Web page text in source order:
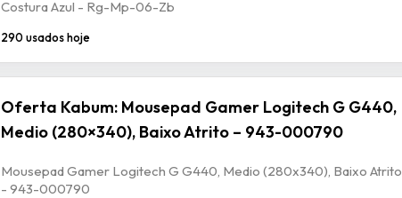
Costura Azul - Rg-Mp-06-Zb
290 usados hoje
Oferta Kabum: Mousepad Gamer Logitech G G440,
Medio (280×340), Baixo Atrito – 943-000790
Mousepad Gamer Logitech G G440, Medio (280x340), Baixo Atrito
- 943-000790